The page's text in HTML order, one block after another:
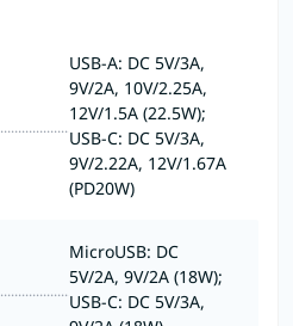
USB-A: DC 5V/3A,
9V/2A, 10V/2.25A,
12V/1.5A (22.5W);
USB-C: DC 5V/3А,
9V/2.22А, 12V/1.67А
(PD20W)
MicroUSB: DC
5V/2A, 9V/2A (18W);
USB-C: DC 5V/3A,